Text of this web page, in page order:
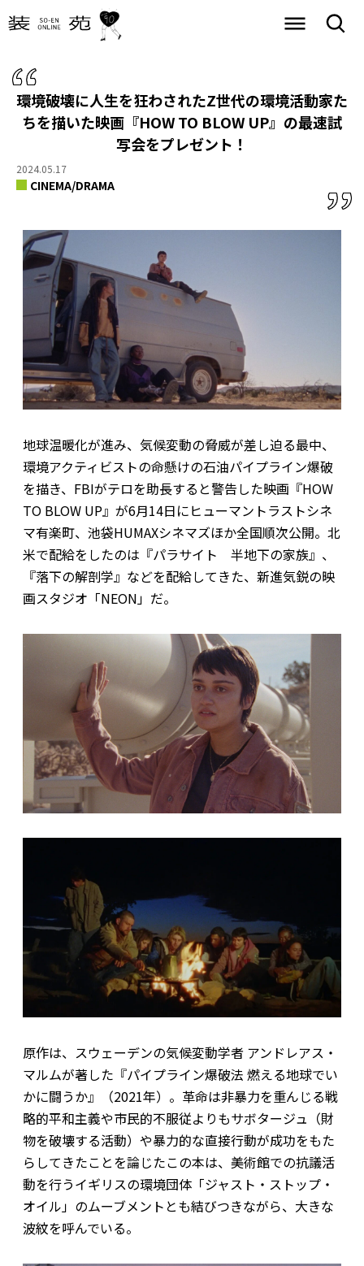
環境破壊に人生を狂わされたZ世代の環境活動家た
ちを描いた映画『HOW TO BLOW UP』の最速試
写会をプレゼント！
2024.05.17
CINEMA/DRAMA
地球温暖化が進み、気候変動の脅威が差し迫る最中、
環境アクティビストの命懸けの石油パイプライン爆破
を描き、FBIがテロを助長すると警告した映画『HOW
TO BLOW UP』が6月14日にヒューマントラストシネ
マ有楽町、池袋HUMAXシネマズほか全国順次公開。北
米で配給をしたのは『パラサイト 半地下の家族』、
『落下の解剖学』などを配給してきた、新進気鋭の映
画スタジオ「NEON」だ。
原作は、スウェーデンの気候変動学者 アンドレアス・
マルムが著した『パイプライン爆破法 燃える地球でい
かに闘うか』（2021年）。革命は非暴力を重んじる戦
略的平和主義や市民的不服従よりもサボタージュ（財
物を破壊する活動）や暴力的な直接行動が成功をもた
らしてきたことを論じたこの本は、美術館での抗議活
動を行うイギリスの環境団体「ジャスト・ストップ・
オイル」のムーブメントとも結びつきながら、大きな
波紋を呼んでいる。